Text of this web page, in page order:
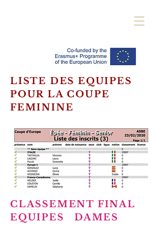
CLASSEMENT FINAL
EQUIPES DAMES
LISTE DES EQUIPES
POUR LA COUPE
FEMININE